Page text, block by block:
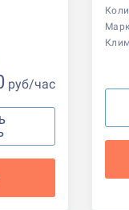
руб/час